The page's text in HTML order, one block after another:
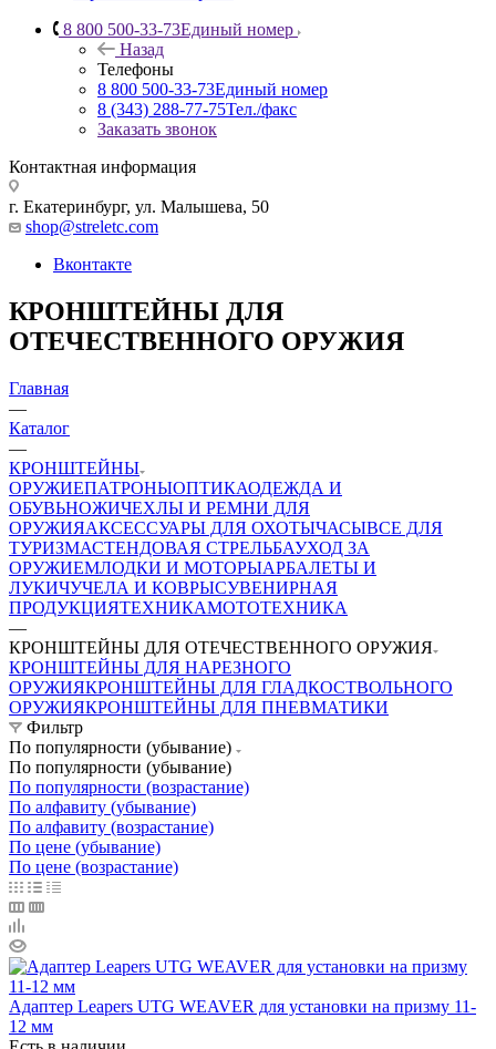
8 800 500-33-73Единый номер
Назад
Телефоны
8 800 500-33-73Единый номер
8 (343) 288-77-75Тел./факс
Заказать звонок
Контактная информация
г. Екатеринбург, ул. Малышева, 50
shop@streletc.com
Вконтакте
КРОНШТЕЙНЫ ДЛЯ
ОТЕЧЕСТВЕННОГО ОРУЖИЯ
Главная
—
Каталог
—
КРОНШТЕЙНЫ
ОРУЖИЕПАТРОНЫОПТИКАОДЕЖДА И
ОБУВЬНОЖИЧЕХЛЫ И РЕМНИ ДЛЯ
ОРУЖИЯАКСЕССУАРЫ ДЛЯ ОХОТЫЧАСЫВСЕ ДЛЯ
ТУРИЗМАСТЕНДОВАЯ СТРЕЛЬБАУХОД ЗА
ОРУЖИЕМЛОДКИ И МОТОРЫАРБАЛЕТЫ И
ЛУКИЧУЧЕЛА И КОВРЫСУВЕНИРНАЯ
ПРОДУКЦИЯТЕХНИКАМОТОТЕХНИКА
—
КРОНШТЕЙНЫ ДЛЯ ОТЕЧЕСТВЕННОГО ОРУЖИЯ
КРОНШТЕЙНЫ ДЛЯ НАРЕЗНОГО
ОРУЖИЯКРОНШТЕЙНЫ ДЛЯ ГЛАДКОСТВОЛЬНОГО
ОРУЖИЯКРОНШТЕЙНЫ ДЛЯ ПНЕВМАТИКИ
Фильтр
По популярности (убывание)
По популярности (убывание)
По популярности (возрастание)
По алфавиту (убывание)
По алфавиту (возрастание)
По цене (убывание)
По цене (возрастание)
Адаптер Leapers UTG WEAVER для установки на призму 11-
12 мм